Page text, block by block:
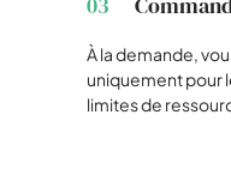
À la demande,
uniquement pour
limites de